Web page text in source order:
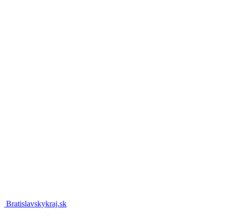
Bratislavskykraj.sk